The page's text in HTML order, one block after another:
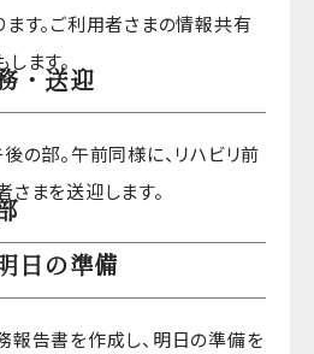
ます。ご利用者さまの情報共有
ます。
・送迎
後の部。午前同様に、リハビリ前
まを送迎します。
日の準備
報告書を作成し、明日の準備を